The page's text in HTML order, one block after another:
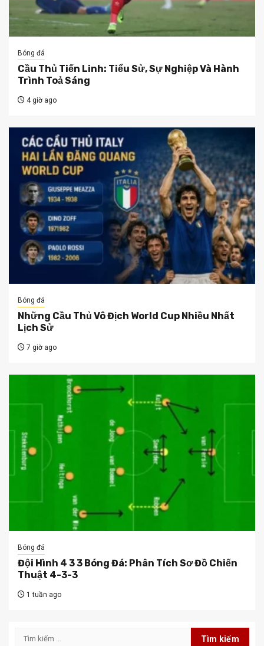
Bóng đá
Cầu Thủ Tiến Linh: Tiểu Sử, Sự Nghiệp Và Hành
Trình Toả Sáng
4 giờ ago
Bóng đá
Những Cầu Thủ Vô Địch World Cup Nhiều Nhất
Lịch Sử
7 giờ ago
Bóng đá
Đội Hình 4 3 3 Bóng Đá: Phân Tích Sơ Đồ Chiến
Thuật 4-3-3
1 tuần ago
Tìm